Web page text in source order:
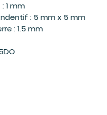
1 mm
: 5 mm x 5 mm
: 1.5 mm